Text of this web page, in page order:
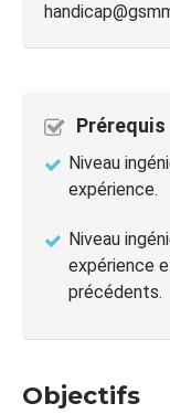
Prérequis
Niveau
expérience.
Niveau
expérience
précédents.
Objectifs